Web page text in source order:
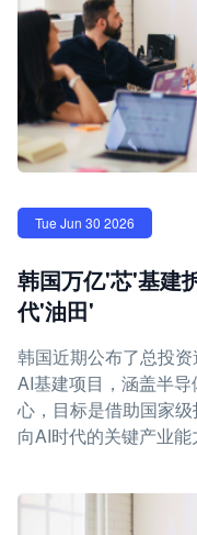
Tue Jun 30 2026
韩国万亿'芯'基建
代'油田'
韩国近期公布了总投
AI基建项目，涵盖半
心，目标是借助国家
向AI时代的关键产业能